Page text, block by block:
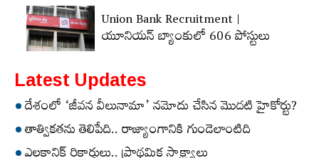
Union Bank Recruitment |
యూనియన్ బ్యాంకులో 606 పోస్టులు
Latest Updates
దేశంలో ‘జీవన వీలునామా’ నమోదు చేసిన మొదటి హైకోర్టు?
తాత్వికతను తెలిపేది.. రాజ్యాంగానికి గుండెలాంటిది